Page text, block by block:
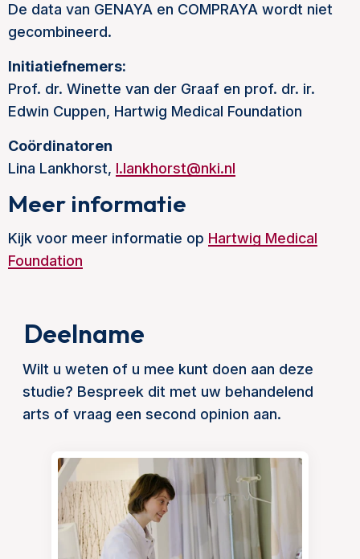
De data van GENAYA en COMPRAYA wordt niet
gecombineerd.
Initiatiefnemers:
Prof. dr. Winette van der Graaf en prof. dr. ir.
Edwin Cuppen, Hartwig Medical Foundation
Coördinatoren
Lina Lankhorst, l.lankhorst@nki.nl
Meer informatie
Kijk voor meer informatie op Hartwig Medical
Foundation
Deelname
Wilt u weten of u mee kunt doen aan deze
studie? Bespreek dit met uw behandelend
arts of vraag een second opinion aan.